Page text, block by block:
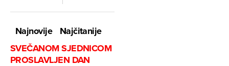
Najnovije
Najčitanije
SVEČANOM SJEDNICOM
PROSLAVLJEN DAN